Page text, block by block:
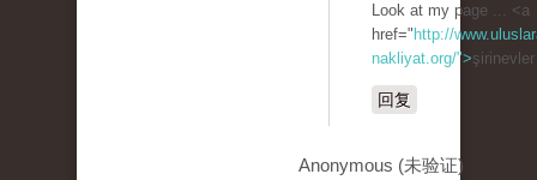
Look at my page ... <a
href=" http://
nakliyat.org/">
回复
Anonymous (未验证)